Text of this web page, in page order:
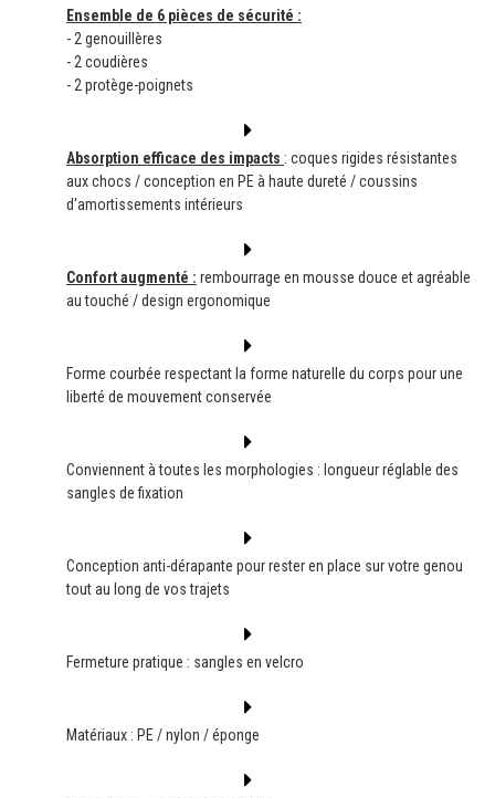
Ensemble de 6 pièces de sécurité :
- 2 genouillères
- 2 coudières
- 2 protège-poignets
Absorption efficace des impacts : coques rigides résistantes
aux chocs / conception en PE à haute dureté / coussins
d'amortissements intérieurs
Confort augmenté : rembourrage en mousse douce et agréable
au touché / design ergonomique
Forme courbée respectant la forme naturelle du corps pour une
liberté de mouvement conservée
Conviennent à toutes les morphologies : longueur réglable des
sangles de fixation
Conception anti-dérapante pour rester en place sur votre genou
tout au long de vos trajets
Fermeture pratique : sangles en velcro
Matériaux : PE / nylon / éponge